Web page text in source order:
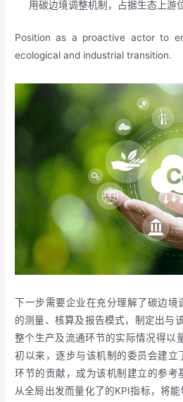
用碳边境调整机制，占据生态上游
Position as a proactive actor to
ecological and industrial transition.
下一步需要企业在充分理解了碳边境
的测量、核算及报告模式，制定出与
整个生产及流通环节的实际情况得以
初以来，逐步与该机制的委员会建立
环节的贡献，成为该机制建立的参考
从全局出发而量化了的KPI指标，将